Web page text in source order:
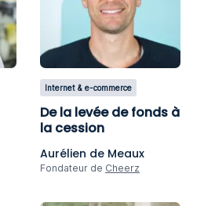
Internet & e-commerce
De la levée de fonds à
la cession
Aurélien de Meaux
Fondateur de Cheerz